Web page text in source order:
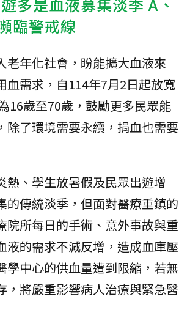
臨警戒線
老年化社會，盼能擴大血液來
血需求，自114年7月2日起放寬
16歲至70歲，鼓勵更多民眾能
除了環境需要永續，捐血也需要
熱、學生放暑假及民眾出遊增
的傳統淡季，但面對醫療重鎮的
院所每日的手術、意外事故與重
液的需求不減反增，造成血庫壓
學中心的供血量遭到限縮，若無
，將嚴重影響病人治療與緊急醫